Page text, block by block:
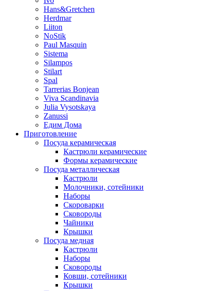
Hans&Gretchen
Herdmar
Liiton
NoStik
Paul Masquin
Sistema
Silampos
Stilart
Spal
Tarrerias Bonjean
Viva Scandinavia
Julia Vysotskaya
Zanussi
Едим Дома
Приготовление
Посуда керамическая
Кастрюли керамические
Формы керамические
Посуда металлическая
Кастрюли
Молочники, сотейники
Наборы
Скороварки
Сковороды
Чайники
Крышки
Посуда медная
Кастрюли
Наборы
Сковороды
Ковши, сотейники
Крышки